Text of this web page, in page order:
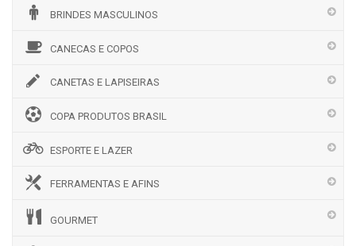
BRINDES MASCULINOS
CANECAS E COPOS
CANETAS E LAPISEIRAS
COPA PRODUTOS BRASIL
ESPORTE E LAZER
FERRAMENTAS E AFINS
GOURMET